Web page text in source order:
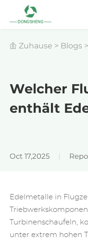
Zuhause > Blogs >
Welcher
enthält
Oct 17,2025
Edelmetalle in
Turbinenschaufeln,
unter extrem hohen